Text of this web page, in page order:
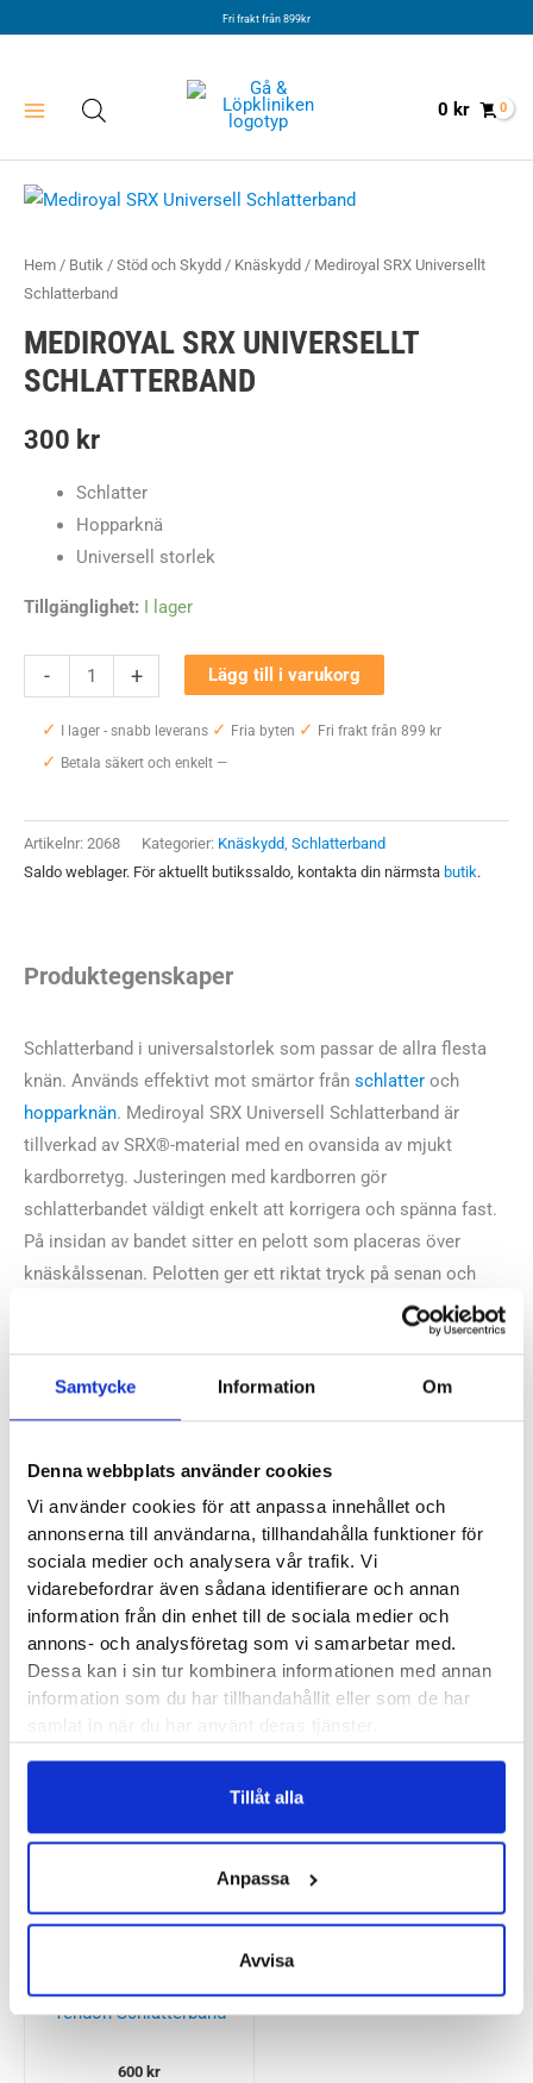
Samtycke Information Om
Denna webbplats använder cookies
Vi använder cookies för att anpassa innehållet och
annonserna till användarna, tillhandahålla funktioner för
sociala medier och analysera vår trafik. Vi
vidarebefordrar även sådana identifierare och annan
information från din enhet till de sociala medier och
annons- och analysföretag som vi samarbetar med.
Dessa kan i sin tur kombinera informationen med annan
information som du har tillhandahållit eller som de har
samlat in när du har använt deras tjänster.
Tillåt alla
Anpassa
Avvisa
Fri frakt från 899kr
0 kr
Hem / Butik / Stöd och Skydd / Knäskydd / Mediroyal SRX Universellt
Schlatterband
MEDIROYAL SRX UNIVERSELLT
SCHLATTERBAND
300 kr
Schlatter
Hopparknä
Universell storlek
Tillgänglighet: I lager
-
Mediroyal
SRX
Universellt
Schlatterband
+ Lägg till i varukorg
✓ I lager - snabb leverans ✓ Fria byten ✓ Fri frakt från 899 kr
✓ Betala säkert och enkelt —
Artikelnr: 2068 Kategorier: Knäskydd Schlatterband
Saldo weblager. För aktuellt butikssaldo, kontakta din närmsta butik.
Produktegenskaper
Schlatterband i universalstorlek som passar de allra flesta
knän. Används effektivt mot smärtor från schlatter och
hopparknän. Mediroyal SRX Universell Schlatterband är
tillverkad av SRX®-material med en ovansida av mjukt
kardborretyg. Justeringen med kardborren gör
schlatterbandet väldigt enkelt att korrigera och spänna fast.
På insidan av bandet sitter en pelott som placeras över
knäskålssenan. Pelotten ger ett riktat tryck på senan och
Andra köpte också...
Bauerfeind GenuTrain
Platinum Tape
Mediroyal NRX Patella
Tendon Schlatterband
600 kr